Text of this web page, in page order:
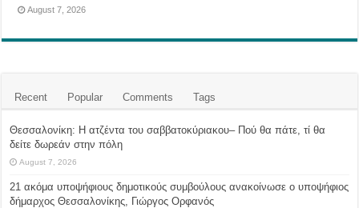
August 7, 2026
Recent Popular Comments Tags
Θεσσαλονίκη: Η ατζέντα του σαββατοκύριακου– Πού θα πάτε, τί θα
δείτε δωρεάν στην πόλη
August 7, 2026
21 ακόμα υποψήφιους δημοτικούς συμβούλους ανακοίνωσε ο υποψήφιος
δήμαρχος Θεσσαλονίκης, Γιώργος Ορφανός